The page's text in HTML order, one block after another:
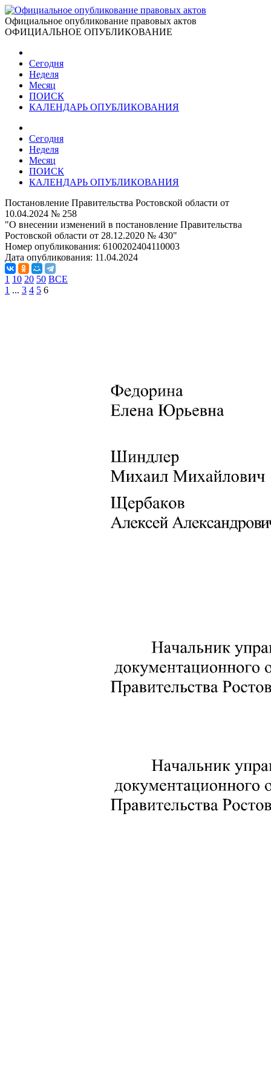
Официальное опубликование правовых актов
ОФИЦИАЛЬНОЕ ОПУБЛИКОВАНИЕ
Сегодня
Неделя
Месяц
ПОИСК
КАЛЕНДАРЬ ОПУБЛИКОВАНИЯ
Сегодня
Неделя
Месяц
ПОИСК
КАЛЕНДАРЬ ОПУБЛИКОВАНИЯ
Постановление Правительства Ростовской области от
10.04.2024 № 258
"О внесении изменений в постановление Правительства
Ростовской области от 28.12.2020 № 430"
Номер опубликования: 6100202404110003
Дата опубликования: 11.04.2024
1 10 20 50 ВСЕ
1 ... 3 4 5 6